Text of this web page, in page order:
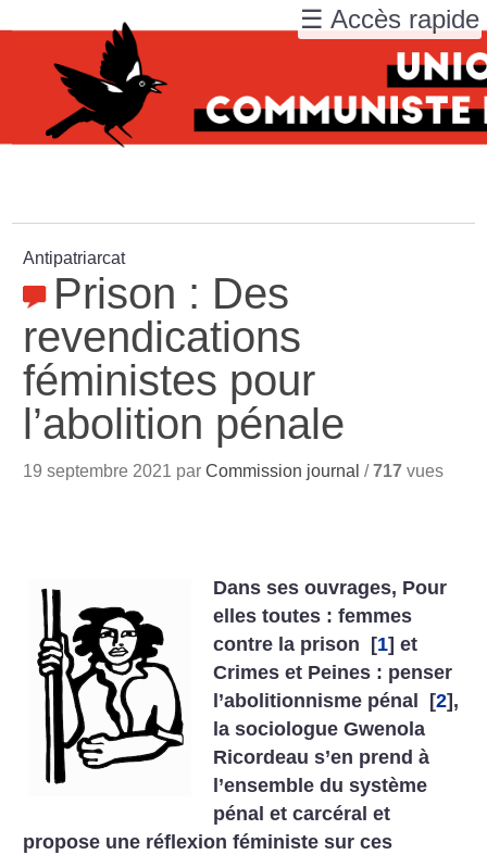
Antipatriarcat
Prison : Des
revendications
féministes pour
l’abolition pénale
19 septembre 2021 parCommission journal /717 vues
Dans ses ouvrages, Pour
elles toutes : femmes
contre la prison
[1] et
Crimes et Peines : penser
l’abolitionnisme pénal
[2] ,
la sociologue Gwenola
Ricordeau s’en prend à
l’ensemble du système
pénal et carcéral et
propose une réflexion féministe sur ces
☰ Accès rapide